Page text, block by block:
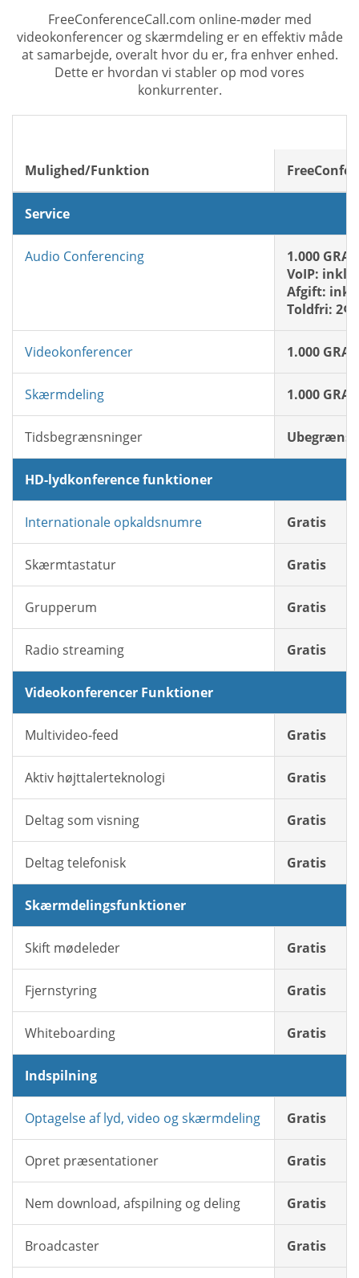
FreeConferenceCall.com online-møder med
videokonferencer og skærmdeling er en effektiv måde
at samarbejde, overalt hvor du er, fra enhver enhed.
Dette er hvordan vi stabler op mod vores
konkurrenter.
Mulighed/Funktion
Service
Audio Conferencing
1.000
VoIP:
Afgift:
Toldfri:
Videokonferencer 1.000
Skærmdeling 1.000
Tidsbegrænsninger
HD-lydkonference funktioner
Internationale opkaldsnumre Gratis
Skærmtastatur Gratis
Grupperum Gratis
Radio streaming Gratis
Videokonferencer Funktioner
Multivideo-feed Gratis
Aktiv højttalerteknologi Gratis
Deltag som visning Gratis
Deltag telefonisk Gratis
Skærmdelingsfunktioner
Skift mødeleder Gratis
Fjernstyring Gratis
Whiteboarding Gratis
Indspilning
Optagelse af lyd, video og skærmdeling Gratis
Opret præsentationer Gratis
Nem download, afspilning og deling Gratis
Broadcaster Gratis